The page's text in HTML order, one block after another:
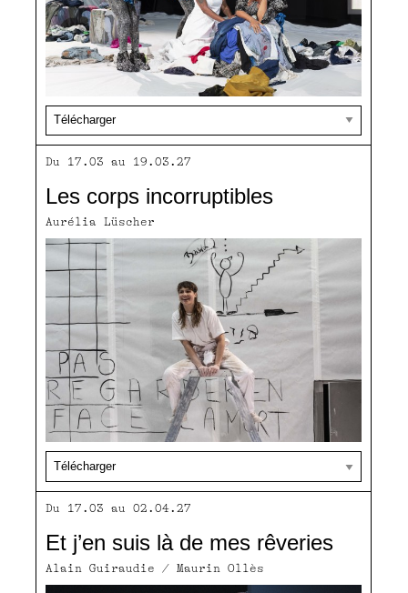
Du 17.03 au 19.03.27
Les corps incorruptibles
Aurélia Lüscher
Du 17.03 au 02.04.27
Et j’en suis là de mes rêveries
Alain Guiraudie / Maurin Ollès